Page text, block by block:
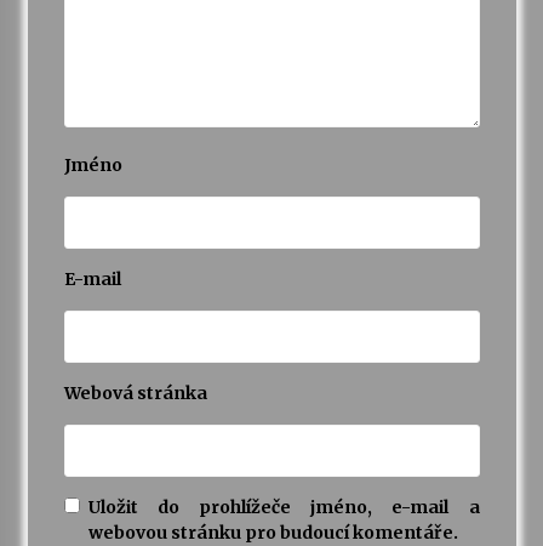
Jméno
E-mail
Webová stránka
Uložit do prohlížeče jméno, e-mail a
webovou stránku pro budoucí komentáře.